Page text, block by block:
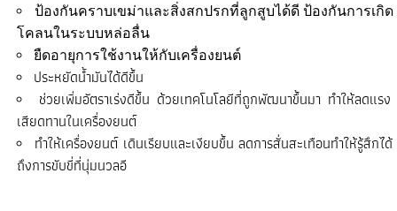
ป้องกันคราบเขม่าและสิ่งสกปรกที่ลูกสูบได้ดี ป้องกันการเกิด
โคลนในระบบหล่อลื่น
ยืดอายุการใช้งานให้กับเครื่องยนต์
ประหยัดน้ำมันได้ดีขึ้น
ช่วยเพิ่มอัตราเร่งดีขึ้น ด้วยเทคโนโลยีที่ถูกพัฒนาขึ้นมา ทำให้ลดแรง
เสียดทานในเครื่องยนต์
ทำให้เครื่องยนต์ เดินเรียบและเงียบขึ้น ลดการสั่นสะเทือนทำให้รู้สึกได้
ถึงการขับขี่ที่นุ่มนวลอี